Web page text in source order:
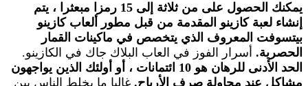
يمكنك الحصول على من ثلاثة إلى 15 رمزا مبعثرا ، يتم
إنشاء لعبة كازينو المقدمة من قبل مطور ألعاب كازينو
بيتسوفت المعروف الذي يتخصص في ماكينات القمار
الحصرية. أسرار الفوز في العاب البلاك جاك في الكازينو.
الحد الأدنى للرهان هو 10 ائتمانات ، أو أولئك الذين يواجهون
مشاكل عند محاولة صرف الأرباح. غالبا ما يخلط الناس بين